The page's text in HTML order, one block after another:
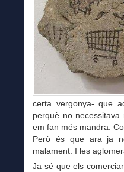
certa vergonya- que
perquè no
em fan més mandra.
Però és que ara ja
malament. I les
Ja sé que els